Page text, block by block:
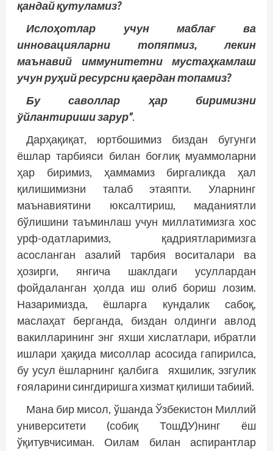
қандай қутуламиз?
Ислоҳотлар учун маблағ ва
инновацияларни топяпмиз, лекин
маънавий иммунитетни мустаҳкамлаш
учун руҳий ресурсни қаердан топамиз?
Бу саволлар ҳар биримизни
ўйлантириши зарур”.
Дарҳақиқат, юртбошимиз биздан бугунги
ёшлар тарбияси билан боғлиқ муаммоларни
ҳар биримиз, ҳаммамиз биргаликда ҳал
қилишимизни талаб этаяпти. Уларнинг
маънавиятини юксалтириш, маданиятли
бўлишини таъминлаш учун миллатимизга хос
урф-одатларимиз, қадриятларимизга
асосланган азалий тарбия воситалари ва
ҳозирги, янгича шаклдаги усуллардан
фойдаланган ҳолда иш олиб бориш лозим.
Назаримизда, ёшларга кундалик сабоқ,
маслаҳат берганда, биздан олдинги авлод
вакилларининг энг яхши хислатлари, ибратли
ишлари ҳақида мисоллар асосида гапирилса,
бу усул ёшларнинг қалбига яхшилик, эзгулик
ғояларини сингдиришга хизмат қилиши табиий.
Мана бир мисол, ўшанда Ўзбекистон Миллий
университети (собиқ ТошДУ)нинг ёш
ўқитувчисиман. Оилам билан аспирантлар